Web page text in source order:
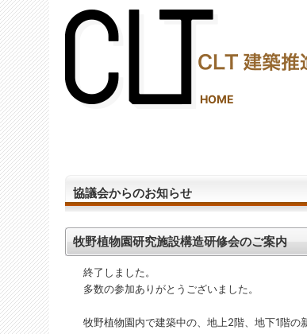
HOME
協議会からのお知らせ
牧野植物園研究施設構造研修会のご案内
終了しました。
多数の参加ありがとうございました。
牧野植物園内で建築中の、地上2階、地下1階の